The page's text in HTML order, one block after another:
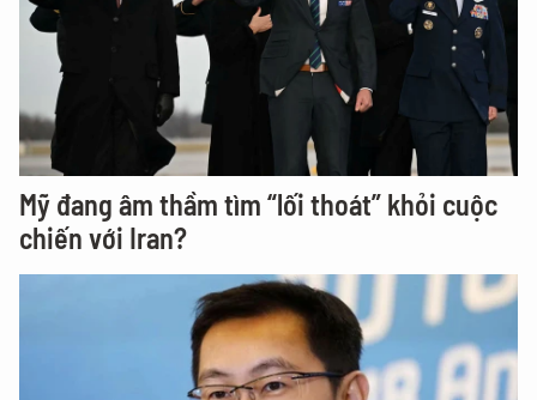
Mỹ đang âm thầm tìm “lối thoát” khỏi cuộc
chiến với Iran?